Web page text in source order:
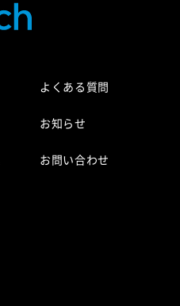
よくある質問
お知らせ
お問い合わせ